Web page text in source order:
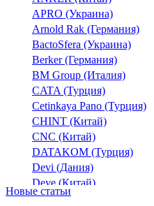
APRO (Украина)
Arnold Rak (Германия)
BactoSfera (Украина)
Berker (Германия)
BM Group (Италия)
CATA (Турция)
Cetinkaya Pano (Турция)
CHINT (Китай)
CNC (Китай)
DATAKOM (Турция)
Devi (Дания)
Deye (Китай)
DigiTop (Украина)
Новые статьи